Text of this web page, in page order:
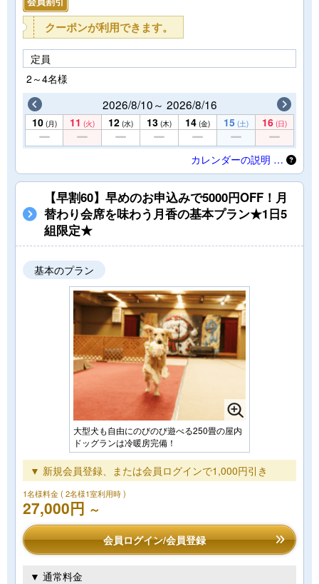
クーポンが利用できます。
定員
2～4名様
2026/8/10～ 2026/8/16
10 (月) 11 (火) 12 (水) 13 (木) 14 (金) 15 (土) 16 (日)
カレンダーの説明 …
【早割60】早めのお申込みで5000円OFF！月
替わり会席を味わう月香の基本プラン★1日5
組限定★
基本のプラン
大型犬も自由にのびのび遊べる250畳の屋内
ドッグランは冷暖房完備！
▼ 新規会員登録、または会員ログインで1,000円引き
1名様料金( 2名様1室利用時 )
27,000円 ～
会員ログイン/会員登録
▼ 通常料金